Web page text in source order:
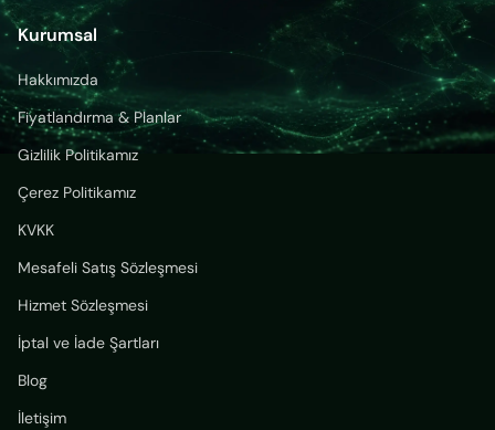
Kurumsal
Hakkımızda
Fiyatlandırma & Planlar
Gizlilik Politikamız
Çerez Politikamız
KVKK
Mesafeli Satış Sözleşmesi
Hizmet Sözleşmesi
İptal ve İade Şartları
Blog
İletişim